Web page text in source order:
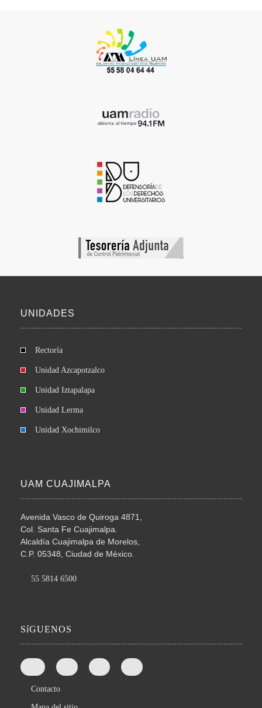
UNIDADES
Rectoría
Unidad Azcapotzalco
Unidad Iztapalapa
Unidad Lerma
Unidad Xochimilco
UAM CUAJIMALPA
Avenida Vasco de Quiroga 4871,
Col. Santa Fe Cuajimalpa.
Alcaldía Cuajimalpa de Morelos,
C.P. 05348, Ciudad de México.
55 5814 6500
SíGUENOS
Contacto